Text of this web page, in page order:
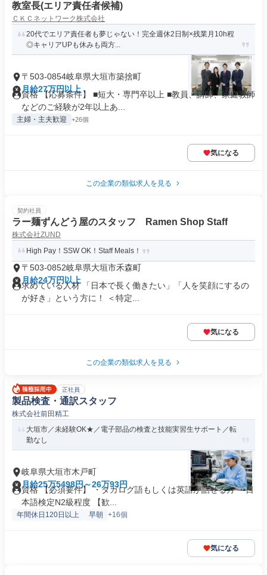
教室長(エリア責任者候補)
ＣＫＣネットワーク株式会社
20代でエリア責任者も夢じゃない！完全週休2日制×残業月10h程
◎キャリアUPも休みも両方...
〒503-0854岐阜県大垣市築捨町
月給27万円以上
資格 【応募条件】 ■短大・専門卒以上 ■教員、講師、家庭教師
などのご経験が2年以上あ...
主婦・主夫歓迎 +26個
気になる
この企業の類似求人を見る
契約社員
ラー麺ずんどう屋のスタッフ Ramen Shop Staff
株式会社ZUND
High Pay！SSW OK！Staff Meals！
〒503-0852岐阜県大垣市禾森町
月給24万円以上
求めている人材 「日本で長く働きたい」「人を笑顔にするの
が好き」という方に！ ＜特定...
気になる
この企業の類似求人を見る
正社員
製品検査・通訳スタッフ
株式会社前田精工
大垣市／未経験OK★／電子部品の検査と技能実習生サポート／転
勤なし
岐阜県大垣市木戸町
月給25万5498円～26万93円
資格 【必須要件】 ・タガログ語もしくは英語が話せる方 ・日
本語検定N2級程度 【歓...
年間休日120日以上 早朝 +16個
気になる